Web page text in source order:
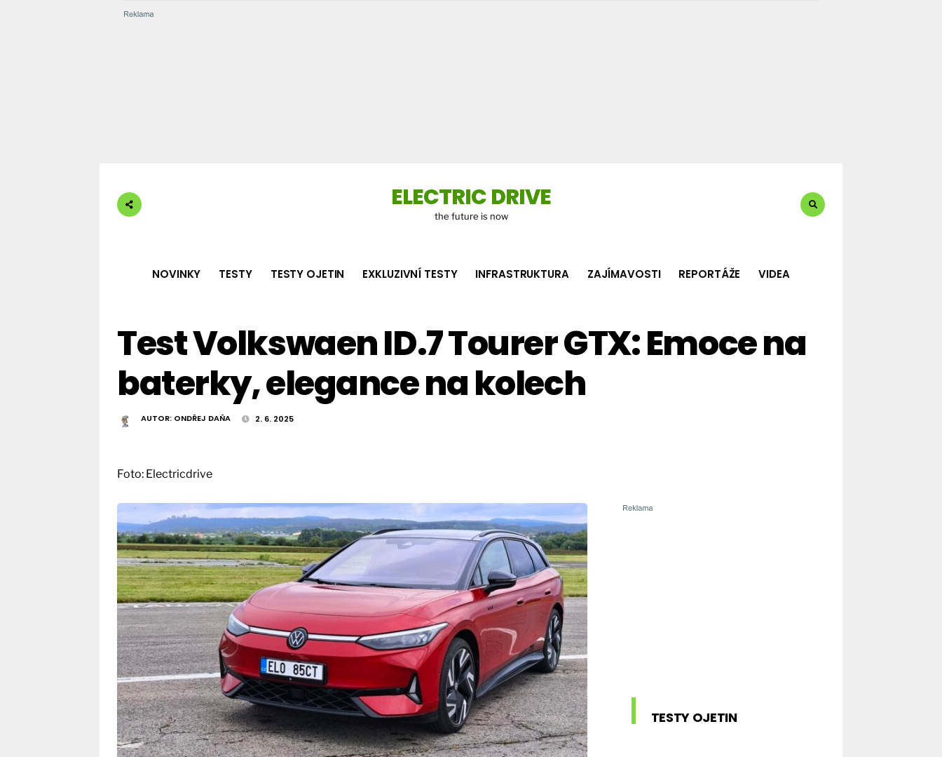
ELECTRIC DRIVE
the future is now
NOVINKY TESTY TESTY OJETIN EXKLUZIVNÍ TESTY INFRASTRUKTURA ZAJÍMAVOSTI REPORTÁŽE VIDEA
Test Volkswaen ID.7 Tourer GTX: Emoce na
baterky, elegance na kolech
AUTOR: ONDŘEJ DAŇA 2. 6. 2025
Foto: Electricdrive
TESTY OJETIN